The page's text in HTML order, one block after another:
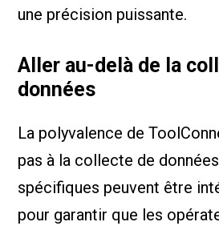
une précision puissante.
Aller au-delà de la
données
La polyvalence de
pas à la collecte de
spécifiques peuvent être
pour garantir que les